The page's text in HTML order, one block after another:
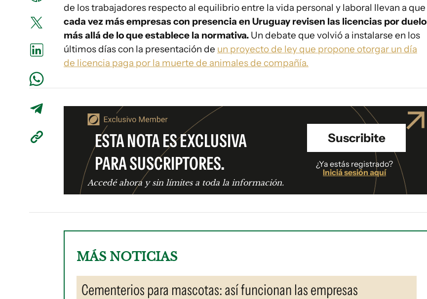
de los trabajadores respecto al equilibrio entre la vida personal y laboral llevan a que
cada vez más empresas con presencia en Uruguay revisen las licencias por duelo
más allá de lo que establece la normativa. Un debate que volvió a instalarse en los
últimos días con la presentación de un proyecto de ley que propone otorgar un día
de licencia paga por la muerte de animales de compañía.
ESTA NOTA ES EXCLUSIVA
PARA SUSCRIPTORES.
Accedé ahora y sin límites a toda la información.
Suscribite
¿Ya estás registrado?
Iniciá sesión aquí
MÁS NOTICIAS
Cementerios para mascotas: así funcionan las empresas